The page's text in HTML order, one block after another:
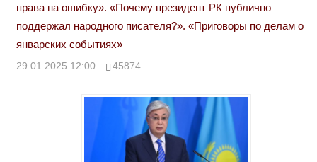
права на ошибку». «Почему президент РК публично
поддержал народного писателя?». «Приговоры по делам о
январских событиях»
29.01.2025 12:00 45874